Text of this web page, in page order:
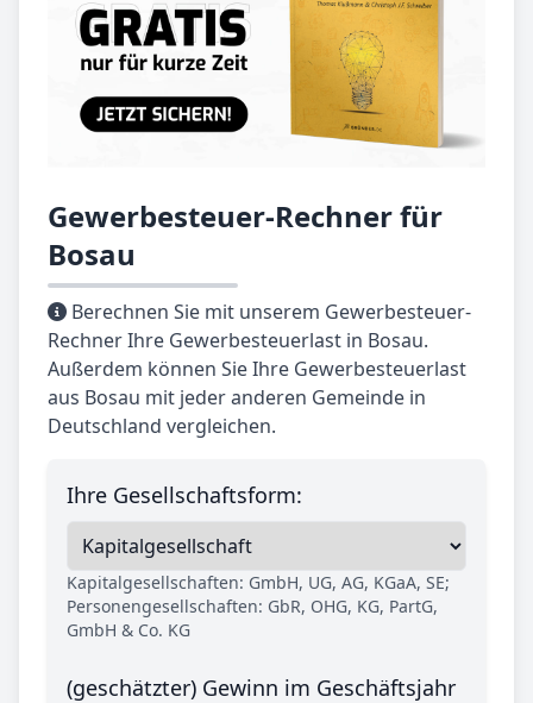
Gewerbesteuer-Rechner für
Bosau
Berechnen Sie mit unserem Gewerbesteuer-
Rechner Ihre Gewerbesteuerlast in Bosau.
Außerdem können Sie Ihre Gewerbesteuerlast
aus Bosau mit jeder anderen Gemeinde in
Deutschland vergleichen.
Ihre Gesellschaftsform:
Kapitalgesellschaften: GmbH, UG, AG, KGaA, SE;
Personengesellschaften: GbR, OHG, KG, PartG,
GmbH & Co. KG
(geschätzter) Gewinn im Geschäftsjahr